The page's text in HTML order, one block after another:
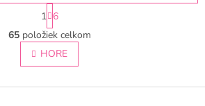
O
v
l
á
S
t
r
á
n
k
v
1 6
65položiek celkom
HORE